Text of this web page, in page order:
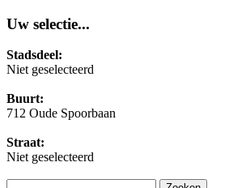
Uw selectie...
Stadsdeel:
Niet geselecteerd
Buurt:
712 Oude Spoorbaan
Straat:
Niet geselecteerd